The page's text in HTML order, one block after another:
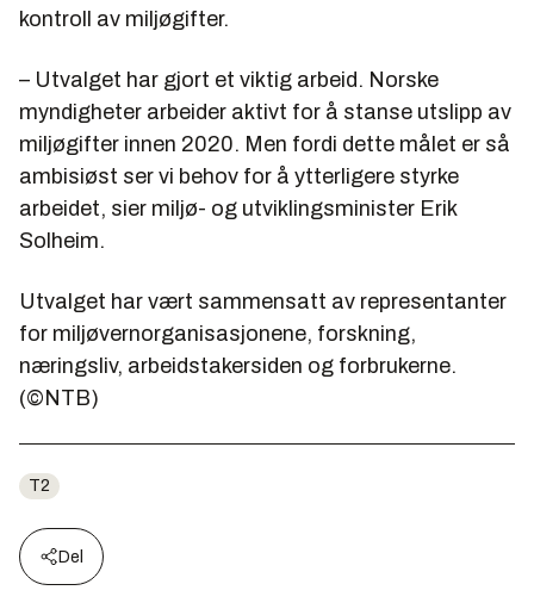
kontroll av miljøgifter.
– Utvalget har gjort et viktig arbeid. Norske
myndigheter arbeider aktivt for å stanse utslipp av
miljøgifter innen 2020. Men fordi dette målet er så
ambisiøst ser vi behov for å ytterligere styrke
arbeidet, sier miljø- og utviklingsminister Erik
Solheim.
Utvalget har vært sammensatt av representanter
for miljøvernorganisasjonene, forskning,
næringsliv, arbeidstakersiden og forbrukerne.
(©NTB)
T2
Del